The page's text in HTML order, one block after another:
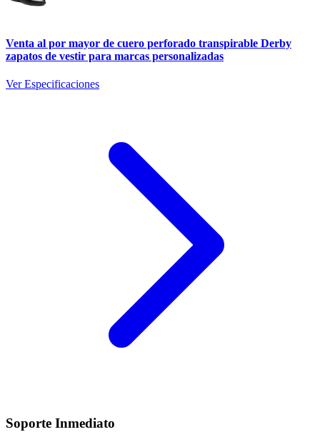
Venta al por mayor de cuero perforado transpirable Derby
zapatos de vestir para marcas personalizadas
Ver Especificaciones
Soporte Inmediato